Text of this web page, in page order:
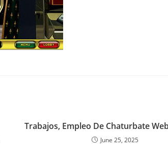
Trabajos, Empleo De Chaturbate
June 25, 2025